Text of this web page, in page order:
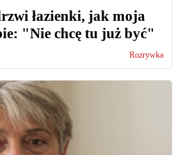
łazienki, jak moja
"Nie chcę tu już być"
Rozrywka